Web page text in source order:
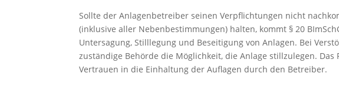
Sollte der Anlagenbetreiber seinen Verpflichtungen nicht
(inklusive aller Nebenbestimmungen) halten, kommt § 20
Untersagung, Stilllegung und Beseitigung von Anlagen. Bei
zuständige Behörde die Möglichkeit, die Anlage stillzulegen.
Vertrauen in die Einhaltung der Auflagen durch den Betreiber.